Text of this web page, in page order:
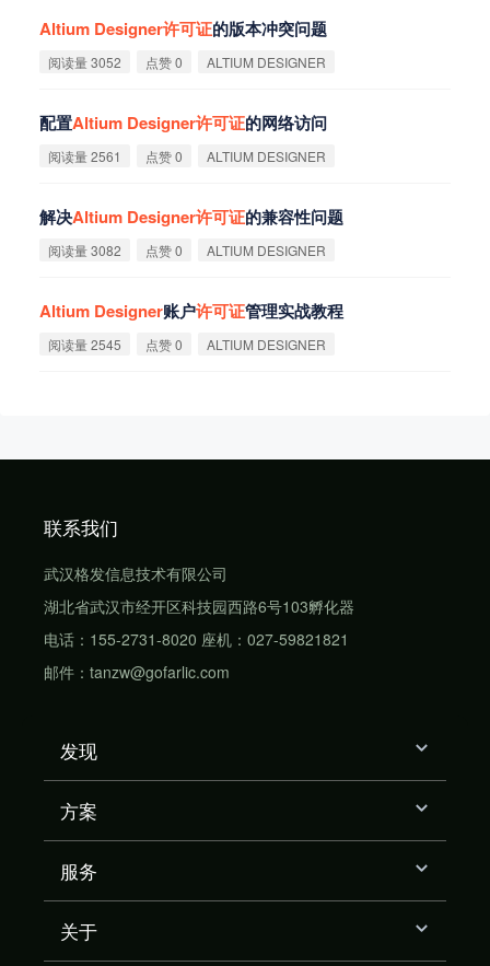
Altium Designer许可证的版本冲突问题
阅读量 3052 点赞 0 ALTIUM DESIGNER
配置Altium Designer许可证的网络访问
阅读量 2561 点赞 0 ALTIUM DESIGNER
解决Altium Designer许可证的兼容性问题
阅读量 3082 点赞 0 ALTIUM DESIGNER
Altium Designer账户许可证管理实战教程
阅读量 2545 点赞 0 ALTIUM DESIGNER
联系我们
武汉格发信息技术有限公司
湖北省武汉市经开区科技园西路6号103孵化器
电话：155-2731-8020 座机：027-59821821
邮件：tanzw@gofarlic.com
发现
方案
服务
关于